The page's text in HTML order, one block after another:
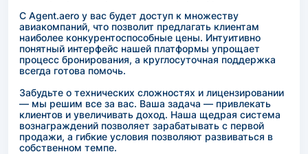
С Agent.aero у вас будет доступ к множеству
авиакомпаний, что позволит предлагать клиентам
наиболее конкурентоспособные цены. Интуитивно
понятный интерфейс нашей платформы упрощает
процесс бронирования, а круглосуточная поддержка
всегда готова помочь.
Забудьте о технических сложностях и лицензировании
— мы решим все за вас. Ваша задача — привлекать
клиентов и увеличивать доход. Наша щедрая система
вознаграждений позволяет зарабатывать с первой
продажи, а гибкие условия позволяют развиваться в
собственном темпе.